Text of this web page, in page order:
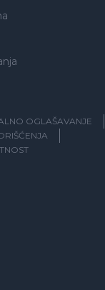
OGLAŠAVANJE